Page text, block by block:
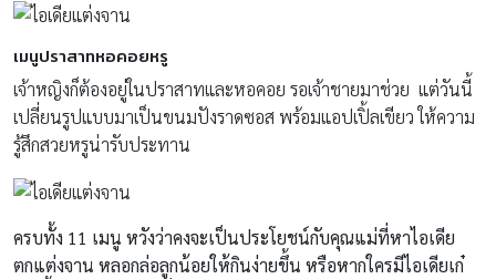
เมนูปราสาทหอคอยหรู
เจ้าหญิงก็ต้องอยู่ในปราสาทและหอคอย รอเจ้าชายมาช่วย แต่วันนี้
เปลี่ยนรูปแบบมาเป็นขนมปังราดซอส พร้อมแอปเปิ้ลเขียว ให้ความ
รู้สึกสวยหรูน่ารับประทาน
ครบทั้ง 11 เมนู หวังว่าคงจะเป็นประโยชน์กับคุณแม่ที่หาไอเดีย
ตกแต่งจาน หลอกล่อลูกน้อยให้กินง่ายขึ้น หรือหากใครมีไอเดียเก๋